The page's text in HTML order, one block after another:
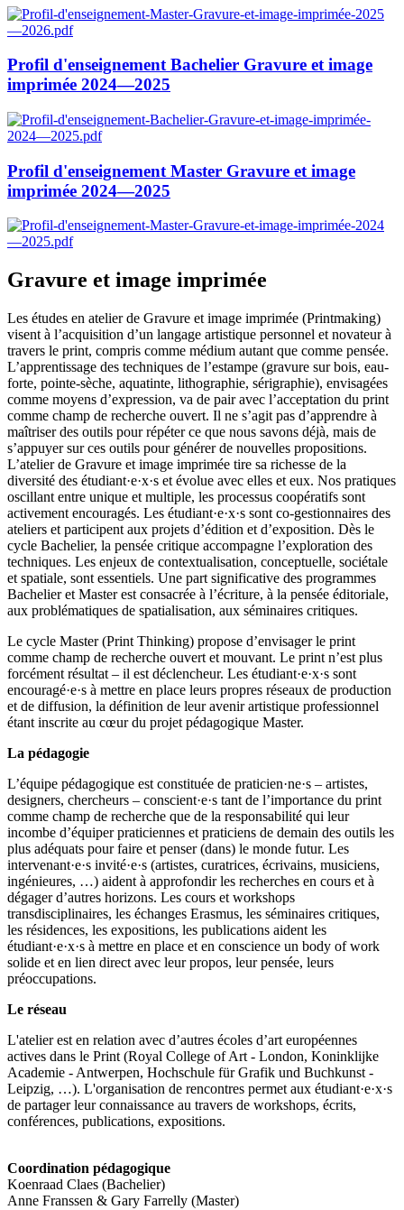
Profil d'enseignement Bachelier Gravure et image
imprimée 2024—2025
Profil d'enseignement Master Gravure et image
imprimée 2024—2025
Gravure et image imprimée
Les études en atelier de Gravure et image imprimée (Printmaking)
visent à l’acquisition d’un langage artistique personnel et novateur à
travers le print, compris comme médium autant que comme pensée.
L’apprentissage des techniques de l’estampe (gravure sur bois, eau-
forte, pointe-sèche, aquatinte, lithographie, sérigraphie), envisagées
comme moyens d’expression, va de pair avec l’acceptation du print
comme champ de recherche ouvert. Il ne s’agit pas d’apprendre à
maîtriser des outils pour répéter ce que nous savons déjà, mais de
s’appuyer sur ces outils pour générer de nouvelles propositions.
L’atelier de Gravure et image imprimée tire sa richesse de la
diversité des étudiant·e·x·s et évolue avec elles et eux. Nos pratiques
oscillant entre unique et multiple, les processus coopératifs sont
activement encouragés. Les étudiant·e·x·s sont co-gestionnaires des
ateliers et participent aux projets d’édition et d’exposition. Dès le
cycle Bachelier, la pensée critique accompagne l’exploration des
techniques. Les enjeux de contextualisation, conceptuelle, sociétale
et spatiale, sont essentiels. Une part significative des programmes
Bachelier et Master est consacrée à l’écriture, à la pensée éditoriale,
aux problématiques de spatialisation, aux séminaires critiques.
Le cycle Master (Print Thinking) propose d’envisager le print
comme champ de recherche ouvert et mouvant. Le print n’est plus
forcément résultat – il est déclencheur. Les étudiant·e·x·s sont
encouragé·e·s à mettre en place leurs propres réseaux de production
et de diffusion, la définition de leur avenir artistique professionnel
étant inscrite au cœur du projet pédagogique Master.
La pédagogie
L’équipe pédagogique est constituée de praticien·ne·s – artistes,
designers, chercheurs – conscient·e·s tant de l’importance du print
comme champ de recherche que de la responsabilité qui leur
incombe d’équiper praticiennes et praticiens de demain des outils les
plus adéquats pour faire et penser (dans) le monde futur. Les
intervenant·e·s invité·e·s (artistes, curatrices, écrivains, musiciens,
ingénieures, …) aident à approfondir les recherches en cours et à
dégager d’autres horizons. Les cours et workshops
transdisciplinaires, les échanges Erasmus, les séminaires critiques,
les résidences, les expositions, les publications aident les
étudiant·e·x·s à mettre en place et en conscience un body of work
solide et en lien direct avec leur propos, leur pensée, leurs
préoccupations.
Le réseau
L'atelier est en relation avec d’autres écoles d’art européennes
actives dans le Print (Royal College of Art - London, Koninklijke
Academie - Antwerpen, Hochschule für Grafik und Buchkunst -
Leipzig, …). L'organisation de rencontres permet aux étudiant·e·x·s
de partager leur connaissance au travers de workshops, écrits,
conférences, publications, expositions.
Coordination pédagogique
Koenraad Claes (Bachelier)
Anne Franssen & Gary Farrelly (Master)